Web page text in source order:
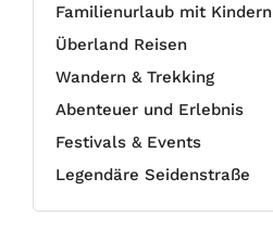
Familienurlaub mit Kindern
Überland Reisen
Wandern & Trekking
Abenteuer und Erlebnis
Festivals & Events
Legendäre Seidenstraße